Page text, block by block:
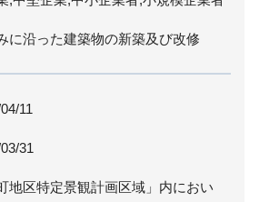
に沿った建築物の新築及び改修
11
31
地区特定景観計画区域」内におい